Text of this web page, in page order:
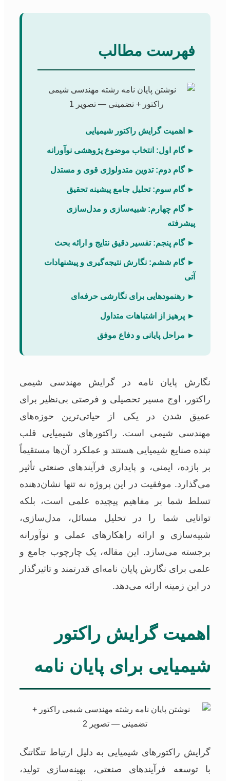
فهرست مطالب
► اهمیت گرایش راکتور شیمیایی
► گام اول: انتخاب موضوع پژوهشی نوآورانه
► گام دوم: تدوین متدولوژی قوی و مستدل
► گام سوم: تحلیل جامع پیشینه تحقیق
► گام چهارم: شبیه‌سازی و مدل‌سازی
پیشرفته
► گام پنجم: تفسیر دقیق نتایج و ارائه بحث
► گام ششم: نگارش نتیجه‌گیری و پیشنهادات
آتی
► رهنمودهایی برای نگارشی حرفه‌ای
► پرهیز از اشتباهات متداول
► مراحل پایانی و دفاع موفق
نگارش پایان نامه در گرایش مهندسی شیمی
راکتور، اوج مسیر تحصیلی و فرصتی بی‌نظیر برای
عمیق شدن در یکی از حیاتی‌ترین حوزه‌های
مهندسی شیمی است. راکتورهای شیمیایی قلب
تپنده صنایع شیمیایی هستند و عملکرد آن‌ها مستقیماً
بر بازده، ایمنی، و پایداری فرآیندهای صنعتی تأثیر
می‌گذارد. موفقیت در این پروژه نه تنها نشان‌دهنده
تسلط شما بر مفاهیم پیچیده علمی است، بلکه
توانایی شما را در تحلیل مسائل، مدل‌سازی،
شبیه‌سازی و ارائه راهکارهای عملی و نوآورانه
برجسته می‌سازد. این مقاله، یک چارچوب جامع و
علمی برای نگارش پایان نامه‌ای قدرتمند و تاثیرگذار
در این زمینه ارائه می‌دهد.
اهمیت گرایش راکتور
شیمیایی برای پایان نامه
گرایش راکتورهای شیمیایی به دلیل ارتباط تنگاتنگ
با توسعه فرآیندهای صنعتی، بهینه‌سازی تولید،